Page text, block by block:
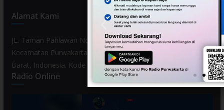
Alamat Kami
JL. Taman Pahlawan No. 80, Kelurahan Purwamekar,
Kecamatan Purwakarta, Kabupaten Purwakarta, Provinsi Jawa
Barat, Indonesia. Kode Pos 41119.
Radio Online